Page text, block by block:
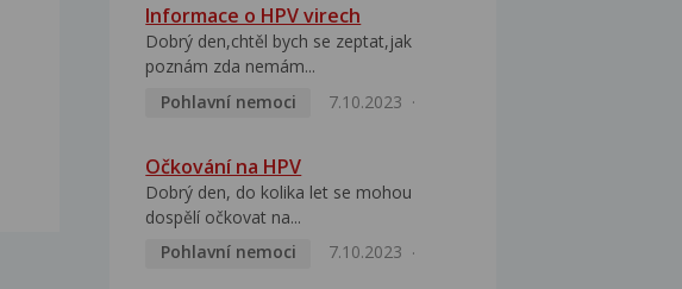
Informace o HPV virech
Dobrý den,chtěl bych se zeptat,jak
poznám zda nemám...
Pohlavní nemoci
7.10.2023
Očkování na HPV
Dobrý den, do kolika let se mohou
dospělí očkovat na...
Pohlavní nemoci
7.10.2023